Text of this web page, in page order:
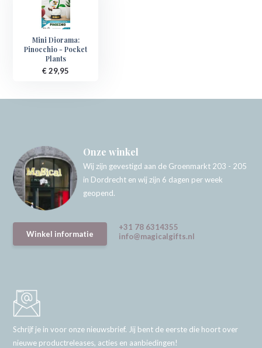
Mini Diorama:
Pinocchio - Pocket
Plants
€ 29,95
Onze winkel
Wij zijn gevestigd aan de Groenmarkt 203 - 205
in Dordrecht en wij zijn 6 dagen per week
geopend.
Winkel informatie
+31 78 6314355
info@magicalgifts.nl
Schrijf je in voor onze nieuwsbrief. Jij bent de eerste die hoort over
nieuwe productreleases, acties en aanbiedingen!